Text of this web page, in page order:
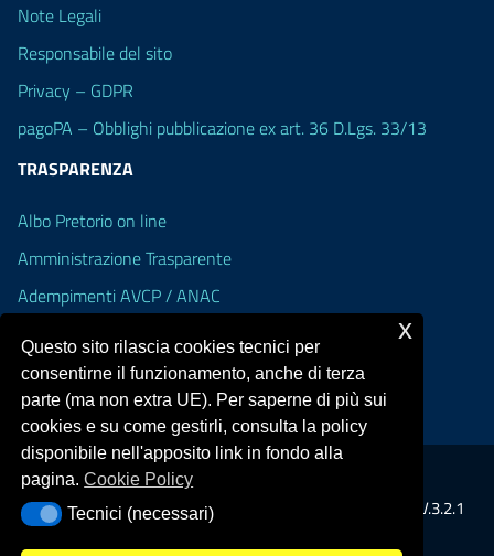
Note Legali
Responsabile del sito
Privacy – GDPR
pagoPA – Obblighi pubblicazione ex art. 36 D.Lgs. 33/13
TRASPARENZA
Albo Pretorio on line
Amministrazione Trasparente
Adempimenti AVCP / ANAC
Dichiarazione di accessibilità
Portale realizzato con la piattaforma
Template Italia configurato sul tema accessibile
V.3.2.1
(Alioth)
Questo sito rilascia cookies tecnici per
consentirne il funzionamento, anche di terza
parte (ma non extra UE). Per saperne di più sui
cookies e su come gestirli, consulta la policy
disponibile nell'apposito link in fondo alla
pagina.Cookie Policy
Tecnici (necessari)
Tecnici (necessari)
x